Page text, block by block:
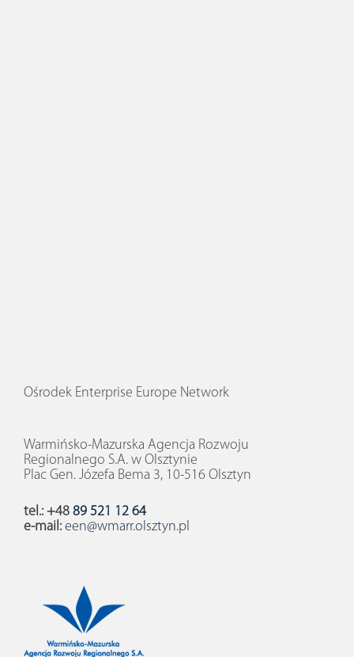
Ośrodek Enterprise Europe Network
Warmińsko-Mazurska Agencja Rozwoju
Regionalnego S.A. w Olsztynie
Plac Gen. Józefa Bema 3, 10-516 Olsztyn
tel.: +48 89 521 12 64
e-mail: een@wmarr.olsztyn.pl